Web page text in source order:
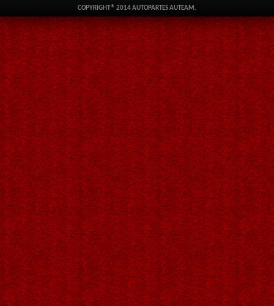
COPYRIGHT ® 2014 AUTOPARTES AUTEAM.